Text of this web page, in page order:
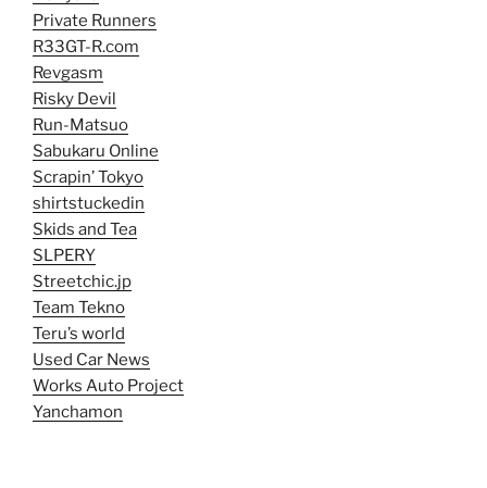
Private Runners
R33GT-R.com
Revgasm
Risky Devil
Run-Matsuo
Sabukaru Online
Scrapin’ Tokyo
shirtstuckedin
Skids and Tea
SLPERY
Streetchic.jp
Team Tekno
Teru’s world
Used Car News
Works Auto Project
Yanchamon